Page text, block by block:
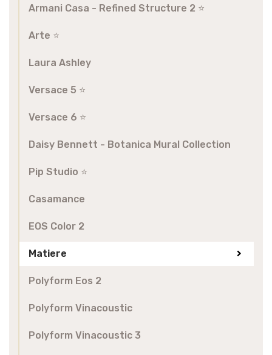
Armani Casa - Refined Structure 2 ⭐️
Arte ⭐️
Laura Ashley
Versace 5 ⭐️
Versace 6 ⭐️
Daisy Bennett - Botanica Mural Collection
Pip Studio ⭐️
Casamance
EOS Color 2
Matiere
Polyform Eos 2
Polyform Vinacoustic
Polyform Vinacoustic 3